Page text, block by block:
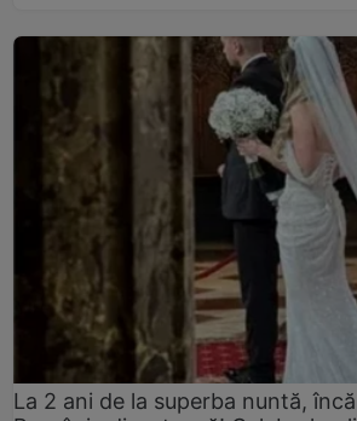
La 2 ani de la superba nuntă,